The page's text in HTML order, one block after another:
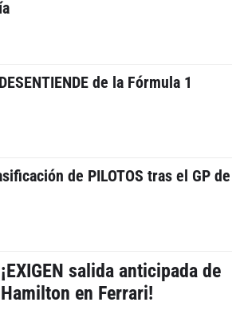
de la Fórmula 1
de PILOTOS tras el GP de
¡EXIGEN salida anticipada de
Hamilton en Ferrari!